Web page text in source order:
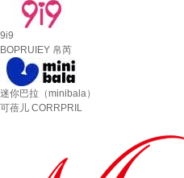
9i9
BOPRUIEY 帛芮
迷你巴拉（minibala）
可蓓儿 CORRPRIL